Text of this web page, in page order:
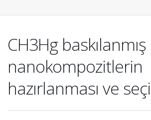
CH3Hg baskılanmış
nanokompozitlerin
hazırlanması ve